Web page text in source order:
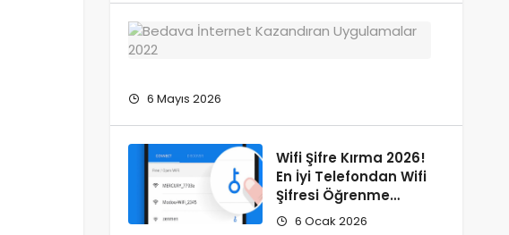
6 Mayıs 2026
Wifi Şifre Kırma 2026!
En İyi Telefondan Wifi
Şifresi Öğrenme
Yöntemi
6 Ocak 2026